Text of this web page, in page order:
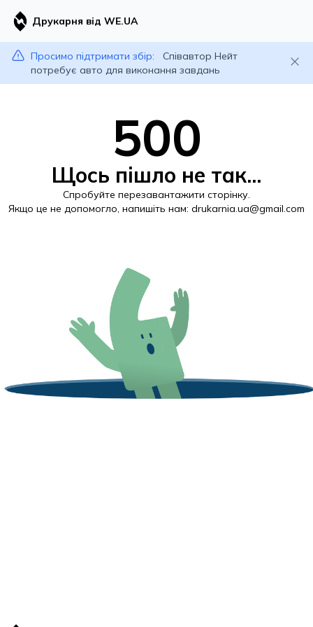
Друкарня від WE.UA
Просимо підтримати збір:
Співавтор Нейт
потребує авто для виконання завдань
500
Щось пішло не так...
Спробуйте перезавантажити сторінку.
Якщо це не допомогло, напишіть нам: drukarnia.ua@gmail.com